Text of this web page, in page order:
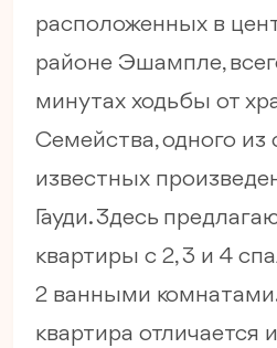
расположенных в
районе Эшампле,
минутах ходьбы от
Семейства, одного из
известных
Гауди. Здесь
квартиры с 2, 3 и 4
2 ванными
квартира отличается